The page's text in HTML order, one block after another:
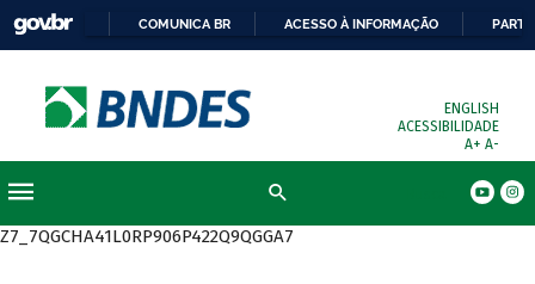
COMUNICA BR ACESSO À INFORMAÇÃO
ENGLISH
ACESSIBILIDADE
A+ A-
Z7_7QGCHA41L0RP906P422Q9QGGA7